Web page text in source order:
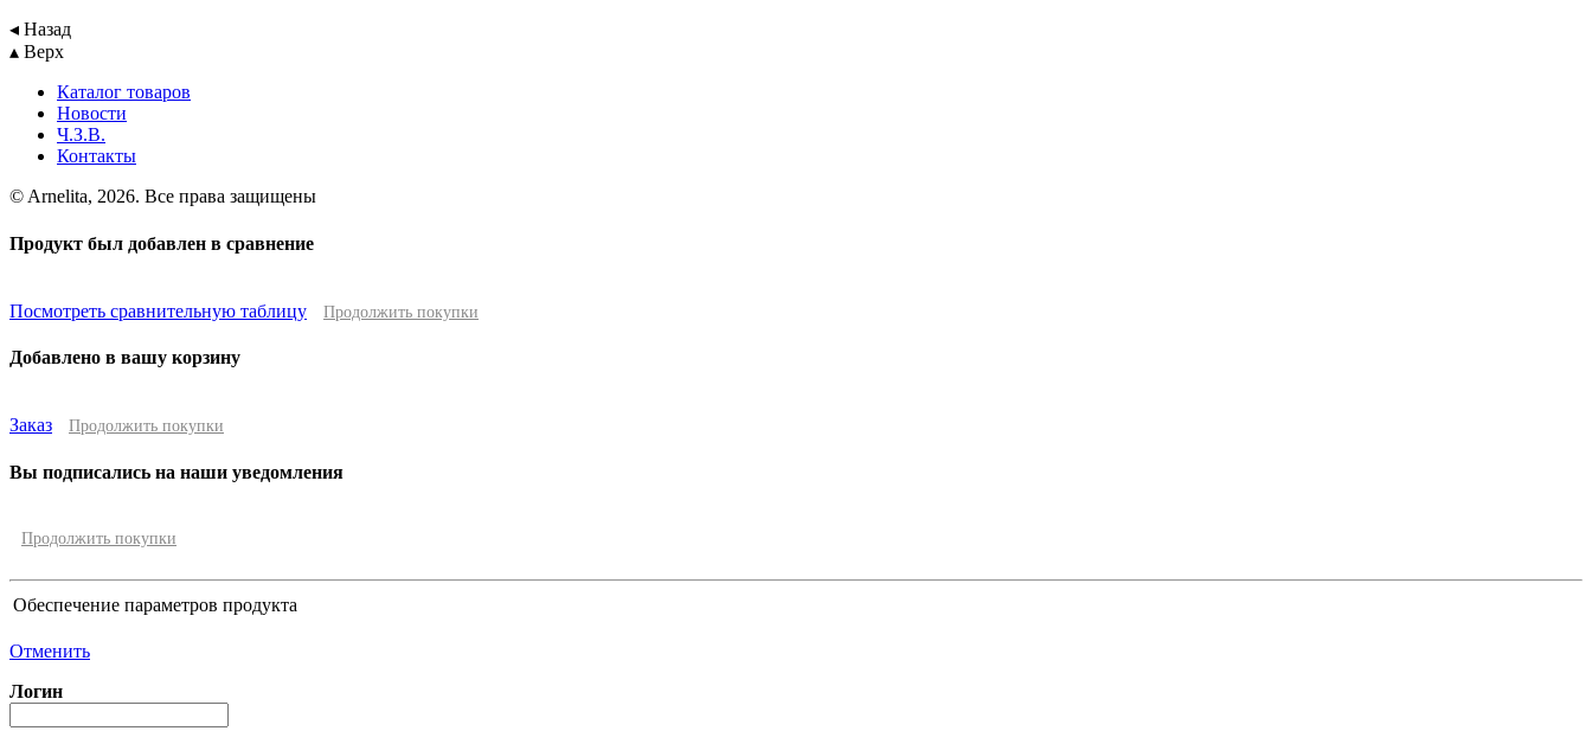
◂ Назад
▴ Верх
Каталог товаров
Новости
Ч.З.В.
Контакты
© Arnelita, 2026. Все права защищены
Продукт был добавлен в сравнение
Посмотреть сравнительную таблицу Продолжить покупки
Добавлено в вашу корзину
Заказ Продолжить покупки
Вы подписались на наши уведомления
Продолжить покупки
Обеспечение параметров продукта
Отменить
Логин